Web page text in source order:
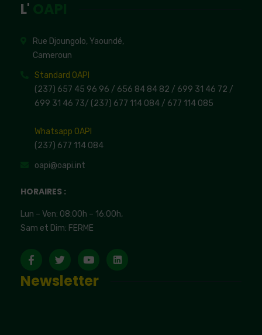
L'
Rue Djoungolo, Yaoundé,
Cameroun
Standard OAPI
(237) 657 45 96 96 / 656 84 84 82 / 699 31 46 72 /
699 31 46 73/ (237) 677 114 084 / 677 114 085
Whatsapp OAPI
(237) 677 114 084
oapi@oapi.int
HORAIRES :
Lun – Ven: 08:00h – 16:00h,
Sam et Dim: FERME
Newsletter